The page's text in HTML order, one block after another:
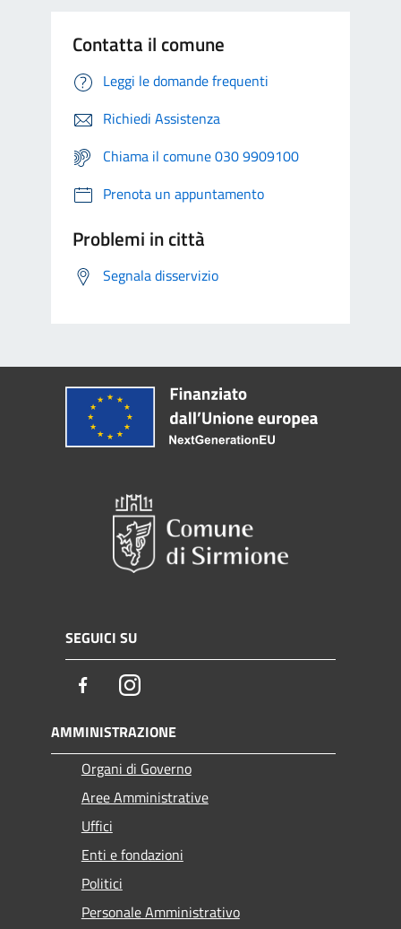
Contatta il comune
Leggi le domande frequenti
Richiedi Assistenza
Chiama il comune 030 9909100
Prenota un appuntamento
Problemi in città
Segnala disservizio
SEGUICI SU
FacebookInstagram
AMMINISTRAZIONE
Organi di Governo
Aree Amministrative
Uffici
Enti e fondazioni
Politici
Personale Amministrativo